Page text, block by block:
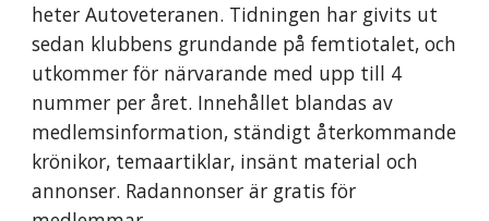
heter Autoveteranen. Tidningen har givits ut
sedan klubbens grundande på femtiotalet, och
utkommer för närvarande med upp till 4
nummer per året. Innehållet blandas av
medlemsinformation, ständigt återkommande
krönikor, temaartiklar, insänt material och
annonser. Radannonser är gratis för